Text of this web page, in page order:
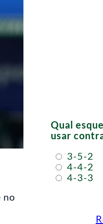
no
Qual
usar
3-5-2
4-4-2
4-3-3